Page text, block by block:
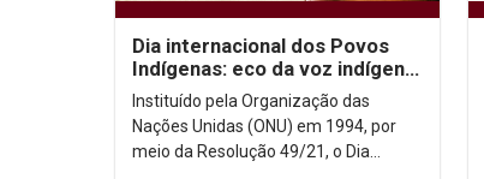
Dia internacional dos Povos
Indígenas: eco da voz indígena
no contexto urbano
Instituído pela Organização das
Nações Unidas (ONU) em 1994, por
meio da Resolução 49/21, o Dia